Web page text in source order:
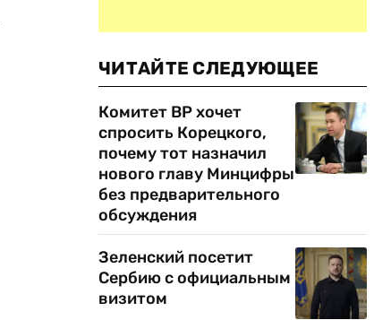
ЧИТАЙТЕ СЛЕДУЮЩЕЕ
Комитет ВР хочет
спросить Корецкого,
почему тот назначил
нового главу Минцифры
без предварительного
обсуждения
Зеленский посетит
Сербию с официальным
визитом